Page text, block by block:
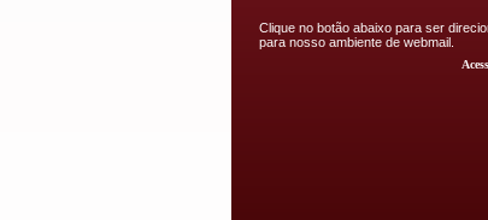
Clique no botão abaixo para ser
para nosso ambiente de webmail.